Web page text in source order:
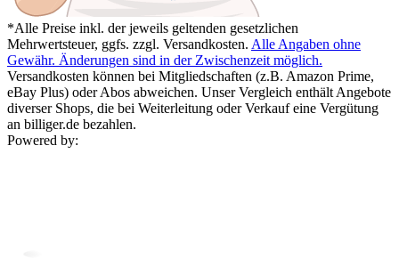
*Alle Preise inkl. der jeweils geltenden gesetzlichen
Mehrwertsteuer, ggfs. zzgl. Versandkosten. Alle Angaben ohne
Gewähr. Änderungen sind in der Zwischenzeit möglich.
Versandkosten können bei Mitgliedschaften (z.B. Amazon Prime,
eBay Plus) oder Abos abweichen. Unser Vergleich enthält Angebote
diverser Shops, die bei Weiterleitung oder Verkauf eine Vergütung
an billiger.de bezahlen.
Powered by: